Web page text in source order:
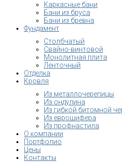
Каркасные бани
Бани из бруса
Бани из бревна
Фундамент
Столбчатый
Свайно-винтовой
Монолитная плита
Ленточный
Отделка
Кровля
Из металлочерепицы
Из ондулина
Из гибкой битомной
Из еврошифера
Из профнастила
О компании
Портфолио
Цены
Контакты